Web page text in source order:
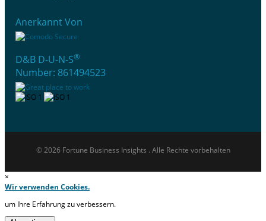
Anerkannt Von
D&B D-U-N-S®
Number: 861494523
© 2026 Fortune Business Insights . Alle Rechte vorbehalten
×
Wir verwenden Cookies.
um Ihre Erfahrung zu verbessern.